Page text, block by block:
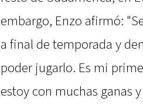
embargo, Enzo afirmó:
a final de temporada y
poder jugarlo. Es mi
estoy con muchas ganas